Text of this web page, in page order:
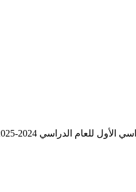
للعام الدراسي 2024-2025